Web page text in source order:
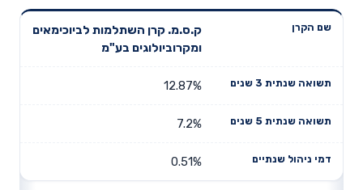
שנתית 3
תשואה
שנתית 5
דמי ניהול
ק.ס.מ. קרן השתלמות לביוכימאים
ומקרוביולוגים בע"מ
12.87%
7.2%
0.51%